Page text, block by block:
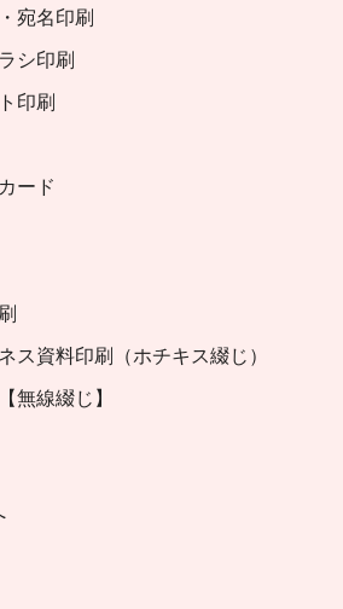
宛名印刷
シ印刷
印刷
ード
ス資料印刷（ホチキス綴じ）
無線綴じ】